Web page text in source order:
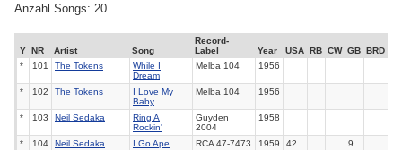
Anzahl Songs: 20
Y NR Artist Song
Record-
Label
Year USA RB CW GB BRD
*
101 The Tokens
While I
Dream
Melba 104 1956
* 102 The Tokens
I Love My
Baby
Melba 104 1956
* 103 Neil Sedaka
Ring A
Rockin'
Guyden
2004
1958
* 104 Neil Sedaka I Go Ape RCA 47-7473 1959 42
9